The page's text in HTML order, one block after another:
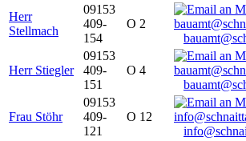
Herr
Stellmach
09153
409-
154
O 2
Herr Stiegler
09153
409-
151
O 4
Frau Stöhr
09153
409-
121
O 12